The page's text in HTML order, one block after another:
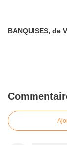
BANQUISES, de